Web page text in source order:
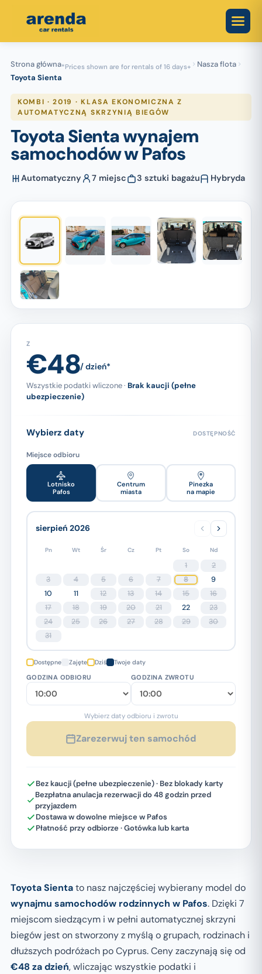
Strona główna*Prices shown are for rentals of 16 days+
Nasza flota
Toyota Sienta
KOMBI · 2019 · KLASA EKONOMICZNA Z
AUTOMATYCZNĄ SKRZYNIĄ BIEGÓW
Toyota Sienta wynajem
samochodów w Pafos
Automatyczny 7 miejsc 3 sztuki bagażu Hybryda
Z
€48/ dzień*
Wszystkie podatki wliczone · Brak kaucji (pełne
ubezpieczenie)
Wybierz daty DOSTĘPNOŚĆ
Miejsce odbioru
Lotnisko
Pafos
Centrum
miasta
Pinezka
na mapie
sierpień 2026
Pn Wt Śr Cz Pt So Nd
1
2
3
4 5 6 7 8
9
10
11 12 13 14 15
16
17
18 19 20 21 22
23
24
25 26 27 28 29
30
31
Dostępne Zajęte Dziś Twoje daty
GODZINA ODBIORU GODZINA ZWROTU
Wybierz daty odbioru i zwrotu
Zarezerwuj ten samochód
Bez kaucji (pełne ubezpieczenie) · Bez blokady karty
Bezpłatna anulacja rezerwacji do 48 godzin przed
przyjazdem
Dostawa w dowolne miejsce w Pafos
Płatność przy odbiorze · Gotówka lub karta
Toyota Sientato nasz najczęściej wybierany model do
wynajmu samochodów rodzinnych w Pafos. Dzięki 7
miejscom siedzącym i w pełni automatycznej skrzyni
biegów jest on stworzony z myślą o grupach, rodzinach i
dłuższych podróżach po Cyprus. Ceny zaczynają się od
€48 za dzień, wliczając wszystkie podatki i